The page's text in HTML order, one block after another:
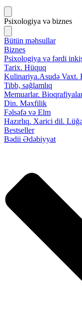
Psixologiya və biznes
Bütün məhsullar
Biznes
Psixologiya və fərdi
Tarix. Hüquq
Kulinariya.Asudə Vaxt.
Tibb, sağlamlıq
Memuarlar.
Din. Məxfilik
Fəlsəfə və Elm
Hazırlıq. Xarici dil.
Bestseller
Bədii Ədəbiyyat